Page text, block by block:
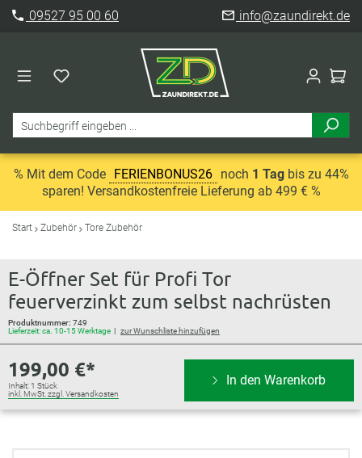
09527 95 00 60 info@zaundirekt.de
% Mit dem Code FERIENBONUS26 noch 1 Tagbis zu 44%
sparen! Versandkostenfreie Lieferung ab 499 € %
Start Zubehör Tore Zubehör
E-Öffner Set für Profi Tor
feuerverzinkt zum selbst nachrüsten
Produktnummer: 749
Lieferzeit: ca. 10-15 Werktage
zur Wunschliste hinzufügen
199,00 €*
Inhalt: 1 Stück
inkl. MwSt. zzgl. Versandkosten
In den Warenkorb